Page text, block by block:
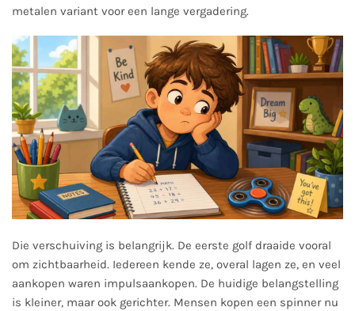
metalen variant voor een lange vergadering.
Die verschuiving is belangrijk. De eerste golf draaide vooral
om zichtbaarheid. Iedereen kende ze, overal lagen ze, en veel
aankopen waren impulsaankopen. De huidige belangstelling
is kleiner, maar ook gerichter. Mensen kopen een spinner nu